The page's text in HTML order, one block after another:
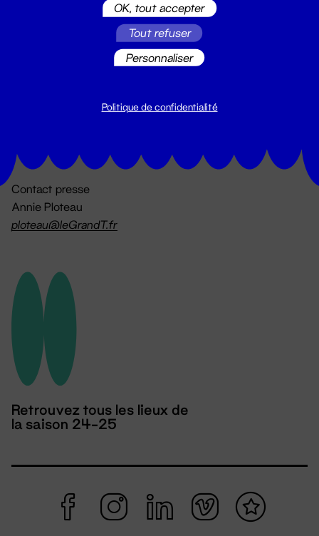
billetterie@leGrandT.fr
Contact presse
Annie Ploteau
ploteau@leGrandT.fr
Retrouvez tous les lieux de
la saison 24-25
OK, tout accepter
Tout refuser
Personnaliser
Politique de confidentialité